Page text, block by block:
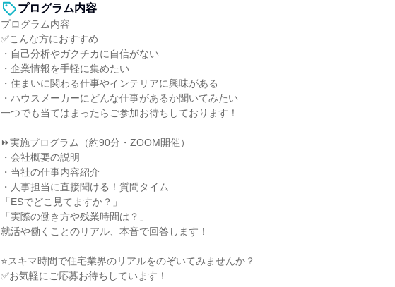
プログラム内容
プログラム内容
✅こんな方におすすめ
・自己分析やガクチカに自信がない
・企業情報を手軽に集めたい
・住まいに関わる仕事やインテリアに興味がある
・ハウスメーカーにどんな仕事があるか聞いてみたい
一つでも当てはまったらご参加お待ちしております！
⏩実施プログラム（約90分・ZOOM開催）
・会社概要の説明
・当社の仕事内容紹介
・人事担当に直接聞ける！質問タイム
「ESでどこ見てますか？」
「実際の働き方や残業時間は？」
就活や働くことのリアル、本音で回答します！
⭐スキマ時間で住宅業界のリアルをのぞいてみませんか？
✅お気軽にご応募お待ちしています！